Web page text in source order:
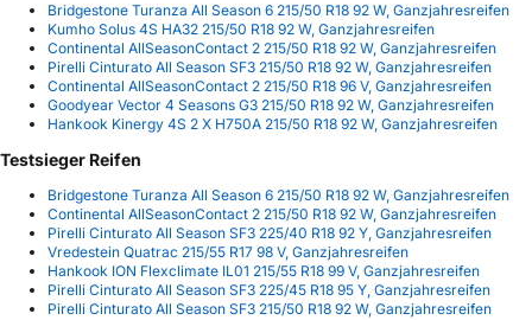
Bridgestone Turanza All Season 6 215/50 R18 92 W, Ganzjahresreifen
Kumho Solus 4S HA32 215/50 R18 92 W, Ganzjahresreifen
Continental AllSeasonContact 2 215/50 R18 92 W, Ganzjahresreifen
Pirelli Cinturato All Season SF3 215/50 R18 92 W, Ganzjahresreifen
Continental AllSeasonContact 2 215/50 R18 96 V, Ganzjahresreifen
Goodyear Vector 4 Seasons G3 215/50 R18 92 W, Ganzjahresreifen
Hankook Kinergy 4S 2 X H750A 215/50 R18 92 W, Ganzjahresreifen
Testsieger Reifen
Bridgestone Turanza All Season 6 215/50 R18 92 W, Ganzjahresreifen
Continental AllSeasonContact 2 215/50 R18 92 W, Ganzjahresreifen
Pirelli Cinturato All Season SF3 225/40 R18 92 Y, Ganzjahresreifen
Vredestein Quatrac 215/55 R17 98 V, Ganzjahresreifen
Hankook ION Flexclimate IL01 215/55 R18 99 V, Ganzjahresreifen
Pirelli Cinturato All Season SF3 225/45 R18 95 Y, Ganzjahresreifen
Pirelli Cinturato All Season SF3 215/50 R18 92 W, Ganzjahresreifen